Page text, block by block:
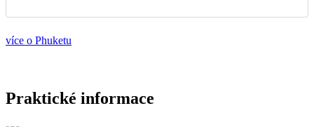
více o Phuketu
Praktické informace